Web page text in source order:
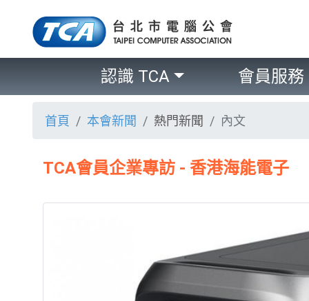
認識 TCA 會員服務
首頁 本會新聞 熱門新聞 內文
TCA會員企業專訪 - 香港海能電子